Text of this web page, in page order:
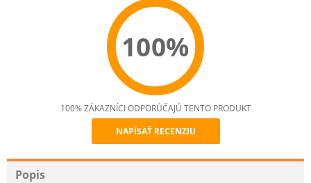
100%
Recommend
100% ZÁKAZNÍCI ODPORÚČAJÚ TENTO PRODUKT
NAPÍSAŤ RECENZIU
Popis